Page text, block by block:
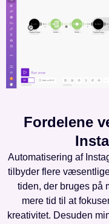
Fordelene
Automatisering af
tilbyder flere
tiden, der bruges på
mere tid til at
kreativitet. Desuden